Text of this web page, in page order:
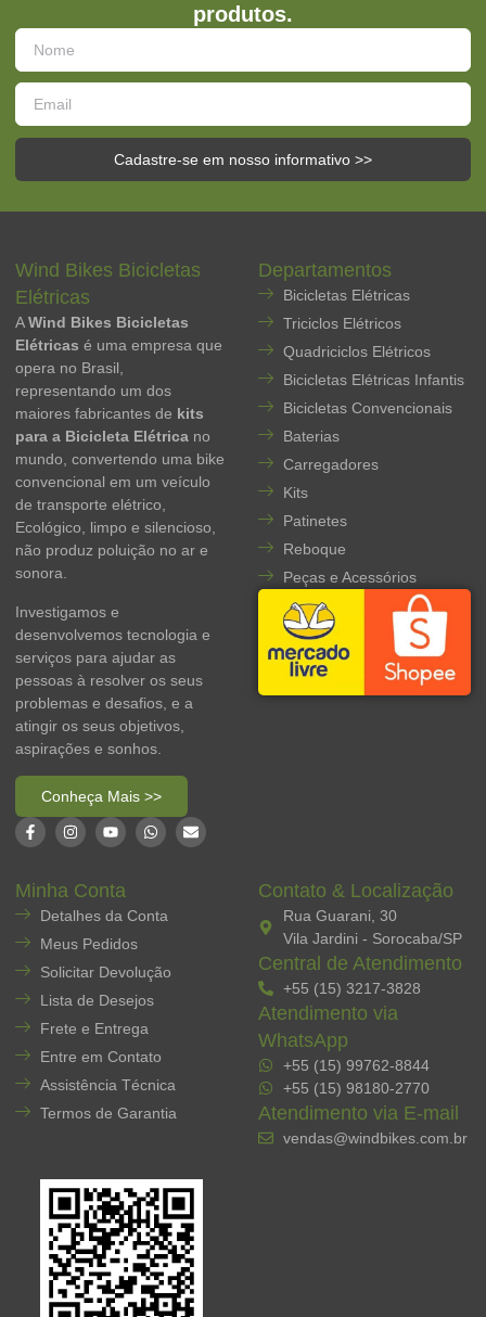
produtos.
Cadastre-se em nosso informativo >>
Wind Bikes Bicicletas
Elétricas
AWind Bikes Bicicletas
Elétricas é uma empresa que
opera no Brasil,
representando um dos
maiores fabricantes de kits
para a Bicicleta Elétrica no
mundo, convertendo uma bike
convencional em um veículo
de transporte elétrico,
Ecológico, limpo e silencioso,
não produz poluição no ar e
sonora.
Investigamos e
desenvolvemos tecnologia e
serviços para ajudar as
pessoas à resolver os seus
problemas e desafios, e a
atingir os seus objetivos,
aspirações e sonhos.
Conheça Mais >>
Departamentos
Bicicletas Elétricas
Triciclos Elétricos
Quadriciclos Elétricos
Bicicletas Elétricas Infantis
Bicicletas Convencionais
Baterias
Carregadores
Kits
Patinetes
Reboque
Peças e Acessórios
Minha Conta
Detalhes da Conta
Meus Pedidos
Solicitar Devolução
Lista de Desejos
Frete e Entrega
Entre em Contato
Assistência Técnica
Termos de Garantia
Contato & Localização
Rua Guarani, 30
Vila Jardini - Sorocaba/SP
Central de Atendimento
+55 (15) 3217-3828
Atendimento via
WhatsApp
+55 (15) 99762-8844
+55 (15) 98180-2770
Atendimento via E-mail
vendas@windbikes.com.br